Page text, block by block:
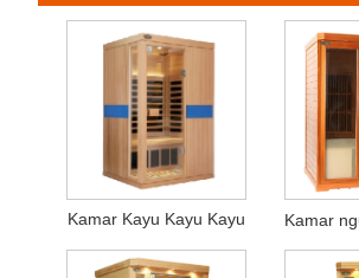
Kamar Kayu Kayu Kayu